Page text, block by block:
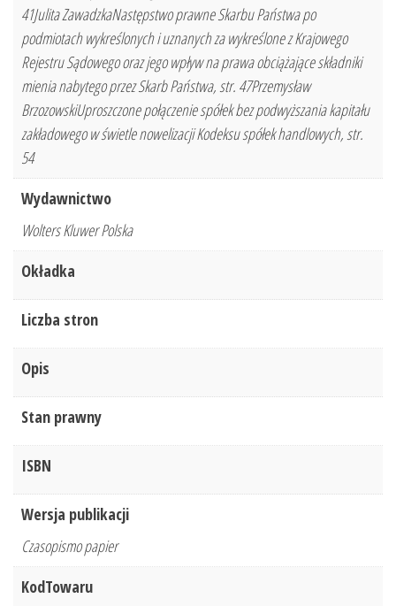
41Julita ZawadzkaNastępstwo prawne Skarbu Państwa po
podmiotach wykreślonych i uznanych za wykreślone z Krajowego
Rejestru Sądowego oraz jego wpływ na prawa obciążające składniki
mienia nabytego przez Skarb Państwa, str. 47Przemysław
BrzozowskiUproszczone połączenie spółek bez podwyższania kapitału
zakładowego w świetle nowelizacji Kodeksu spółek handlowych, str.
54
Wydawnictwo
Wolters Kluwer Polska
Okładka
Liczba stron
Opis
Stan prawny
ISBN
Wersja publikacji
Czasopismo papier
KodTowaru